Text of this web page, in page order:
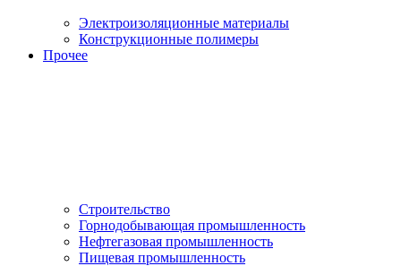
Электроизоляционные материалы
Конструкционные полимеры
Прочее
Строительство
Горнодобывающая промышленность
Нефтегазовая промышленность
Пищевая промышленность